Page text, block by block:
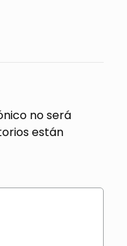
no será
están